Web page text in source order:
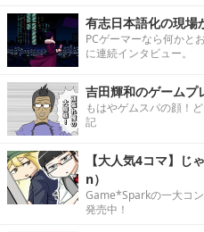
有志日本語化の現場
PCゲーマーなら何かと
に連続インタビュー。
吉田輝和のゲームプ
もはやゲムスパの顔！
記
【大人気4コマ】
n）
Game*Sparkの一大コ
発売中！